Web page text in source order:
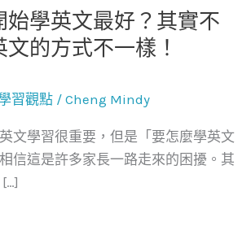
始學英文最好？其實不
的方式不一樣！
習觀點 / Cheng Mindy
文學習很重要，但是「要怎麼學英文
信這是許多家長一路走來的困擾。其